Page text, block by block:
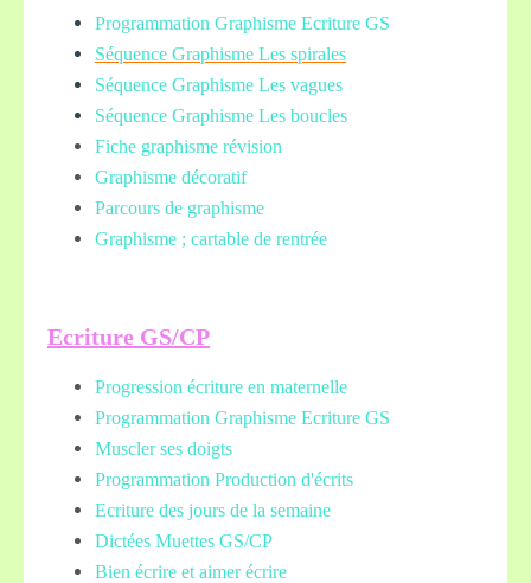
Programmation Graphisme Ecriture GS
Séquence Graphisme Les spirales
Séquence Graphisme Les vagues
Séquence Graphisme Les boucles
Fiche graphisme révision
Graphisme décoratif
Parcours de graphisme
Graphisme ; cartable de rentrée
Ecriture GS/CP
Progression écriture en maternelle
Programmation Graphisme Ecriture GS
Muscler ses doigts
Programmation Production d'écrits
Ecriture des jours de la semaine
Dictées Muettes GS/CP
Bien écrire et aimer écrire